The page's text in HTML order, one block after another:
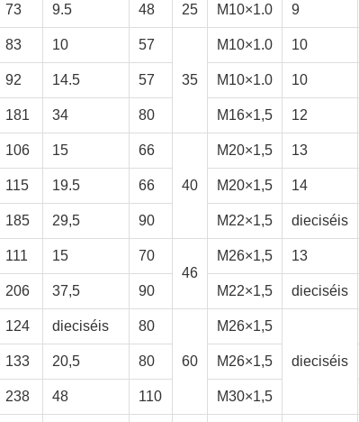
73 9.5 48 25 M10×1.0 9
83 10 57
35
M10×1.0 10
92 14.5 57 M10×1.0 10
181 34 80 M16×1,5 12
106 15 66
40
M20×1,5 13
115 19.5 66 M20×1,5 14
185 29,5 90 M22×1,5 dieciséis
111 15
70
46
M26×1,5 13
206 37,5 90 M22×1,5 dieciséis
124 dieciséis 80
60
M26×1,5
dieciséis
133 20,5 80 M26×1,5
238 48 110 M30×1,5